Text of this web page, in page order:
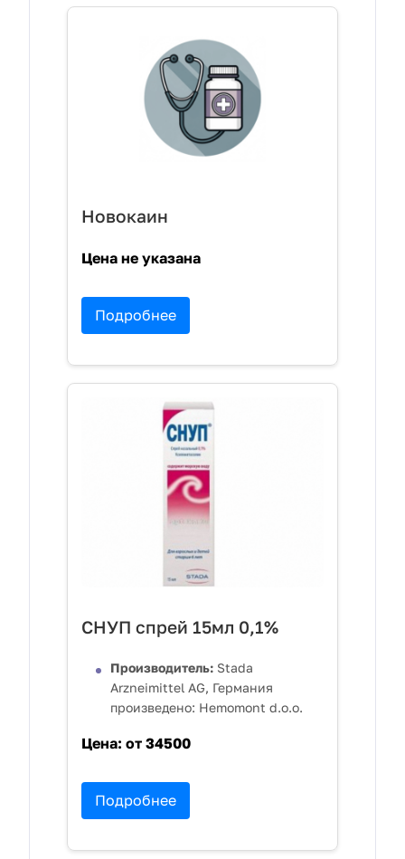
Новокаин
Цена не указана
Подробнее
СНУП спрей 15мл 0,1%
Производитель: Stada
Arzneimittel AG, Германия
произведено: Hemomont d.o.o.
Цена: от 34500
Подробнее